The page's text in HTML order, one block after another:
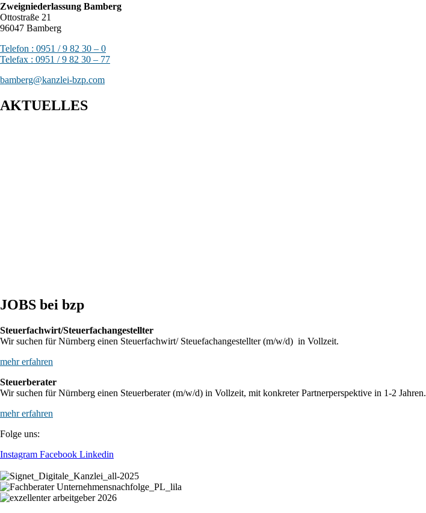
Zweigniederlassung Bamberg
Ottostraße 21
96047 Bamberg
Telefon : 0951 / 9 82 30 – 0
Telefax : 0951 / 9 82 30 – 77
bamberg@kanzlei-bzp.com
AKTUELLES
JOBS bei bzp
Steuerfachwirt/Steuerfachangestellter
Wir suchen für Nürnberg einen Steuerfachwirt/ Steuefachangestellter (m/w/d) in Vollzeit.
mehr erfahren
Steuerberater
Wir suchen für Nürnberg einen Steuerberater (m/w/d) in Vollzeit, mit konkreter Partnerperspektive in 1-2 Jahren.
mehr erfahren
Folge uns:
Instagram Facebook Linkedin